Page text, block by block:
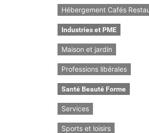
Hébergement Cafés
Industries et PME
Maison et jardin
Professions libérales
Santé Beauté Forme
Services
Sports et loisirs